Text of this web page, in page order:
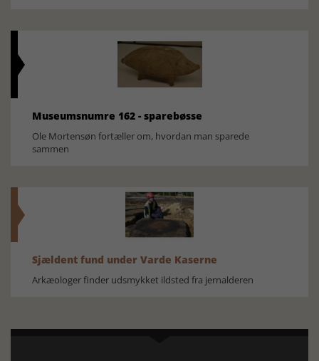
Museumsnumre 162 - sparebøsse
Ole Mortensøn fortæller om, hvordan man sparede
sammen
Sjældent fund under Varde Kaserne
Arkæologer finder udsmykket ildsted fra jernalderen